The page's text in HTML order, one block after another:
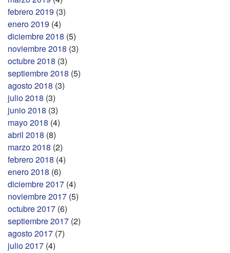
febrero 2019 (3)
enero 2019 (4)
diciembre 2018 (5)
noviembre 2018 (3)
octubre 2018 (3)
septiembre 2018 (5)
agosto 2018 (3)
julio 2018 (3)
junio 2018 (3)
mayo 2018 (4)
abril 2018 (8)
marzo 2018 (2)
febrero 2018 (4)
enero 2018 (6)
diciembre 2017 (4)
noviembre 2017 (5)
octubre 2017 (6)
septiembre 2017 (2)
agosto 2017 (7)
julio 2017 (4)